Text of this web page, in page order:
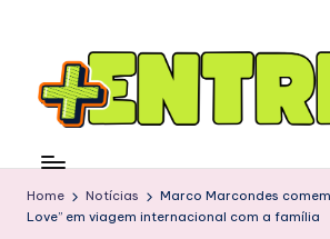
Home Notícias
Marco Marcondes
Love” em viagem internacional com a família